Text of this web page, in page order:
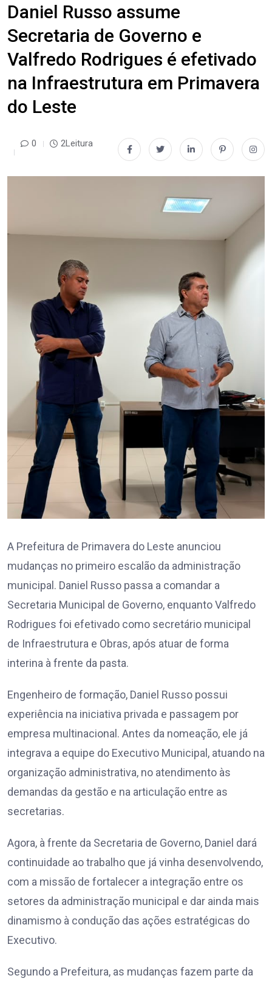
Daniel Russo assume
Secretaria de Governo e
Valfredo Rodrigues é efetivado
na Infraestrutura em Primavera
do Leste
0 2Leitura
A Prefeitura de Primavera do Leste anunciou
mudanças no primeiro escalão da administração
municipal. Daniel Russo passa a comandar a
Secretaria Municipal de Governo, enquanto Valfredo
Rodrigues foi efetivado como secretário municipal
de Infraestrutura e Obras, após atuar de forma
interina à frente da pasta.
Engenheiro de formação, Daniel Russo possui
experiência na iniciativa privada e passagem por
empresa multinacional. Antes da nomeação, ele já
integrava a equipe do Executivo Municipal, atuando na
organização administrativa, no atendimento às
demandas da gestão e na articulação entre as
secretarias.
Agora, à frente da Secretaria de Governo, Daniel dará
continuidade ao trabalho que já vinha desenvolvendo,
com a missão de fortalecer a integração entre os
setores da administração municipal e dar ainda mais
dinamismo à condução das ações estratégicas do
Executivo.
Segundo a Prefeitura, as mudanças fazem parte da